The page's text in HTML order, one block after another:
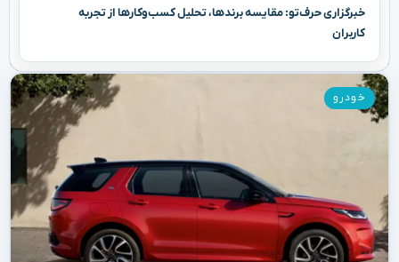
خبرگزاری حرف‌تو: مقایسه برندها، تحلیل کسب‌وکارها از تجربه
کاربران
خودرو